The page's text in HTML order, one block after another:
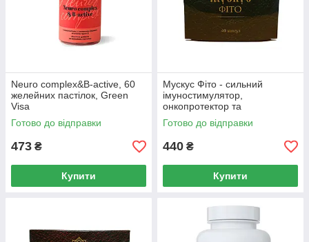
Neuro complex&B-active, 60
желейних пастілок, Green
Visa
Готово до відправки
473 ₴
Купити
Мускус Фіто - сильний
імуностимулятор,
онкопротектор та
афродизіак.
Готово до відправки
440 ₴
Купити